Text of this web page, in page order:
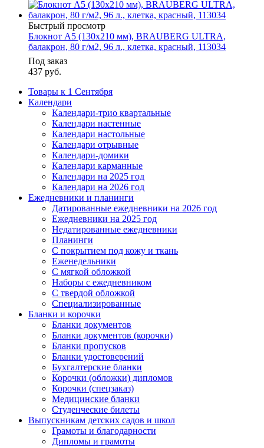
Быстрый просмотр
Блокнот А5 (130х210 мм), BRAUBERG ULTRA,
балакрон, 80 г/м2, 96 л., клетка, красный, 113034
Под заказ
437 руб.
Товары к 1 Сентября
Календари
Календари-трио квартальные
Календари настенные
Календари настольные
Календари отрывные
Календари-домики
Календари карманные
Календари на 2025 год
Календари на 2026 год
Ежедневники и планинги
Датированные ежедневники на 2026 год
Ежедневники на 2025 год
Недатированные ежедневники
Планинги
С покрытием под кожу и ткань
Еженедельники
С мягкой обложкой
Наборы с ежедневником
С твердой обложкой
Специализированные
Бланки и корочки
Бланки документов
Бланки документов (корочки)
Бланки пропусков
Бланки удостоверений
Бухгалтерские бланки
Корочки (обложки) дипломов
Корочки (спецзаказ)
Медицинские бланки
Студенческие билеты
Выпускникам детских садов и школ
Грамоты и благодарности
Дипломы и грамоты